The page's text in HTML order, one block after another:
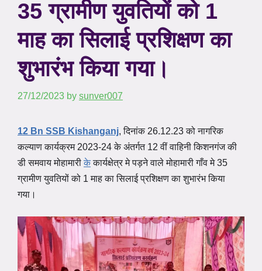
35 ग्रामीण युवतियों को 1
माह का सिलाई प्रशिक्षण का
शुभारंभ किया गया।
27/12/2023 by sunver007
12 Bn SSB Kishanganj, दिनांक 26.12.23 को नागरिक
कल्याण कार्यक्रम 2023-24 के अंतर्गत 12 वीं वाहिनी किशनगंज की
डी समवाय मोहामारीकेकार्यक्षेत्र मे पड़ने वाले मोहामारी गाँव मे 35
ग्रामीण युवतियों को 1 माह का सिलाई प्रशिक्षण का शुभारंभ किया
गया।